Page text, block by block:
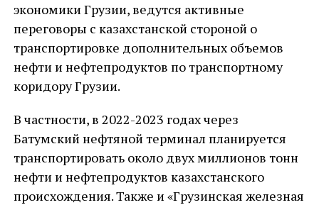
экономики Грузии, ведутся активные
переговоры с казахстанской стороной о
транспортировке дополнительных объемов
нефти и нефтепродуктов по транспортному
коридору Грузии.
В частности, в 2022-2023 годах через
Батумский нефтяной терминал планируется
транспортировать около двух миллионов тонн
нефти и нефтепродуктов казахстанского
происхождения. Также и «Грузинская железная